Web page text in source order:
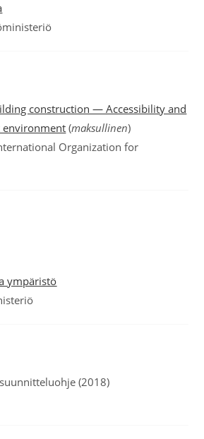
construction — Accessibility and
(maksullinen)
Organization for
ympäristö
(2018)